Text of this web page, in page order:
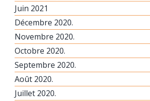
Juin 2021
Décembre 2020.
Novembre 2020.
Octobre 2020.
Septembre 2020.
Août 2020.
Juillet 2020.